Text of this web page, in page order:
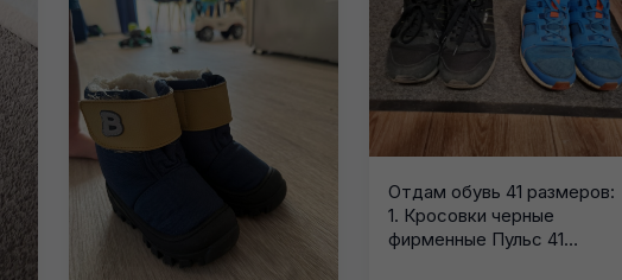
Отдам обувь 41 размеров:
1. Кросовки черные
фирменные Пульс 41